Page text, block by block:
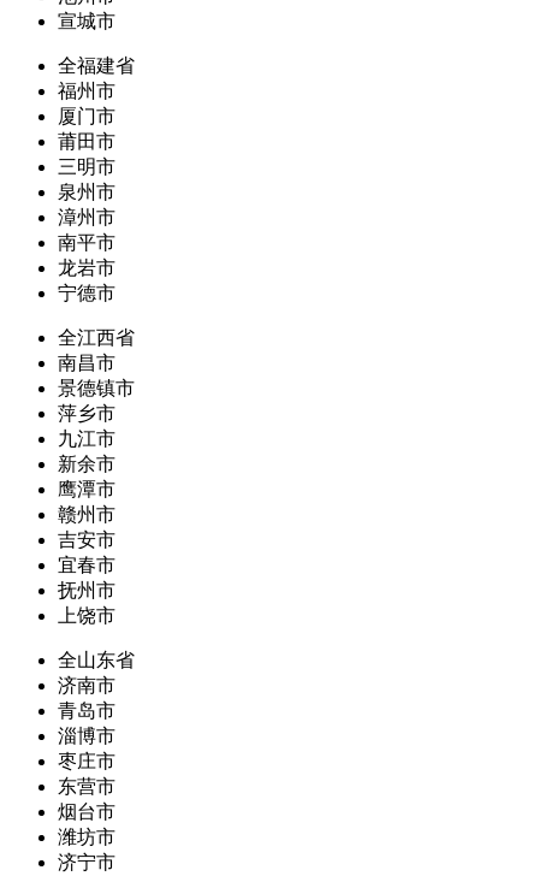
宣城市
全福建省
福州市
厦门市
莆田市
三明市
泉州市
漳州市
南平市
龙岩市
宁德市
全江西省
南昌市
景德镇市
萍乡市
九江市
新余市
鹰潭市
赣州市
吉安市
宜春市
抚州市
上饶市
全山东省
济南市
青岛市
淄博市
枣庄市
东营市
烟台市
潍坊市
济宁市